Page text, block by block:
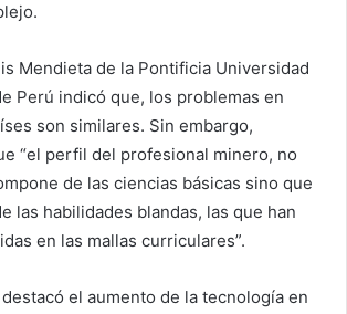
Mendieta de la Pontificia Universidad
Perú indicó que, los problemas en
son similares. Sin embargo,
“el perfil del profesional minero, no
de las ciencias básicas sino que
las habilidades blandas, las que han
en las mallas curriculares”.
el aumento de la tecnología en